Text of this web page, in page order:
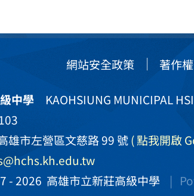
網站安全政策 著作
中學KAOHSIUNG MUNICIPAL
雄市左營區文慈路 99 號( 點我開啟
- 2026 高雄市立新莊高級中學 |